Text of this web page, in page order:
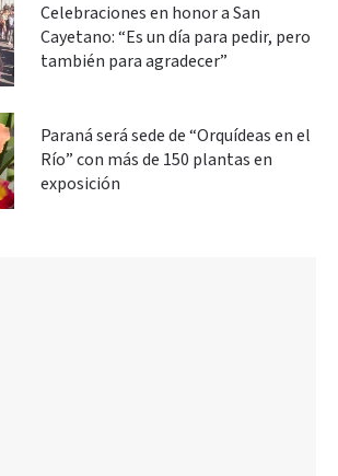
Celebraciones en honor a San
Cayetano: “Es un día para pedir, pero
también para agradecer”
Paraná será sede de “Orquídeas en el
Río” con más de 150 plantas en
exposición